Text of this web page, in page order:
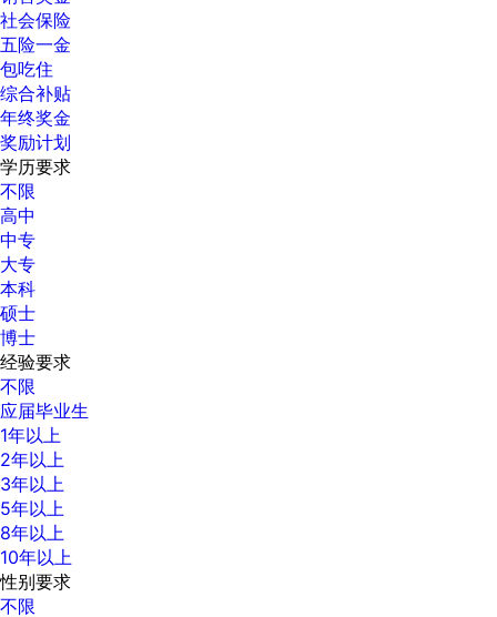
社会保险
五险一金
包吃住
综合补贴
年终奖金
奖励计划
学历要求
不限
高中
中专
大专
本科
硕士
博士
经验要求
不限
应届毕业生
1年以上
2年以上
3年以上
5年以上
8年以上
10年以上
性别要求
不限